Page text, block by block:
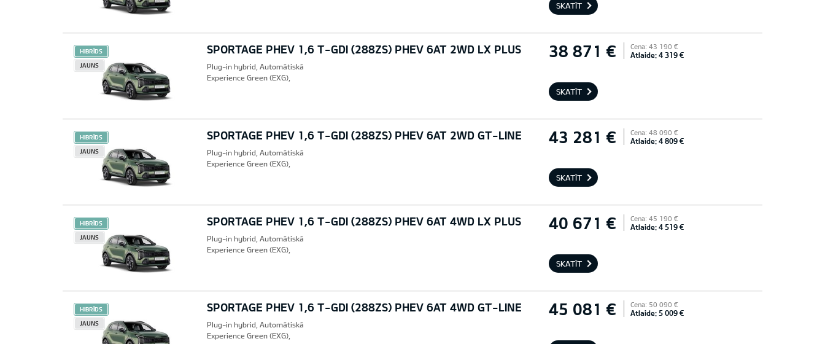
SKATĪT
SPORTAGE PHEV 1,6 T-GDI (288ZS) PHEV 6AT 2WD LX PLUS 38 871 € Cena: 43 190 €
Atlaide: 4 319 €
HIBRĪDS
JAUNS
Plug-in hybrid, Automātiskā
Experience Green (EXG),
SKATĪT
SPORTAGE PHEV 1,6 T-GDI (288ZS) PHEV 6AT 2WD GT-LINE 43 281 € Cena: 48 090 €
Atlaide: 4 809 €
HIBRĪDS
JAUNS
Plug-in hybrid, Automātiskā
Experience Green (EXG),
SKATĪT
SPORTAGE PHEV 1,6 T-GDI (288ZS) PHEV 6AT 4WD LX PLUS 40 671 € Cena: 45 190 €
Atlaide: 4 519 €
HIBRĪDS
JAUNS
Plug-in hybrid, Automātiskā
Experience Green (EXG),
SKATĪT
SPORTAGE PHEV 1,6 T-GDI (288ZS) PHEV 6AT 4WD GT-LINE 45 081 € Cena: 50 090 €
Atlaide: 5 009 €
HIBRĪDS
JAUNS
Plug-in hybrid, Automātiskā
Experience Green (EXG),